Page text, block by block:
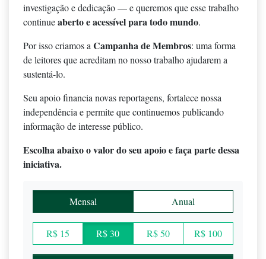
investigação e dedicação — e queremos que esse trabalho
continueaberto e acessível para todo mundo.
Por isso criamos a Campanha de Membros: uma forma
de leitores que acreditam no nosso trabalho ajudarem a
sustentá-lo.
Seu apoio financia novas reportagens, fortalece nossa
independência e permite que continuemos publicando
informação de interesse público.
Escolha abaixo o valor do seu apoio e faça parte dessa
iniciativa.
Mensal Anual
R$ 15 R$ 30 R$ 50 R$ 100